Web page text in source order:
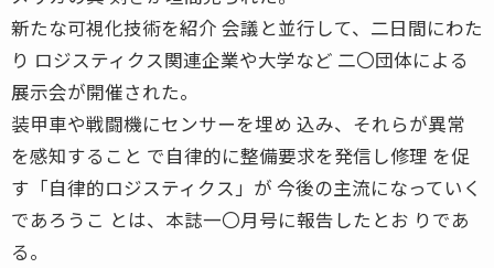
新たな可視化技術を紹介 会議と並行して、二日間にわた
り ロジスティクス関連企業や大学など 二〇団体による
展示会が開催された。
装甲車や戦闘機にセンサーを埋め 込み、それらが異常
を感知すること で自律的に整備要求を発信し修理 を促
す「自律的ロジスティクス」が 今後の主流になっていく
であろうこ とは、本誌一〇月号に報告したとお りであ
る。